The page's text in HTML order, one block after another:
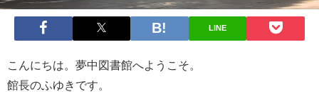
LINE
こんにちは。夢中図書館へようこそ。
館長のふゆきです。